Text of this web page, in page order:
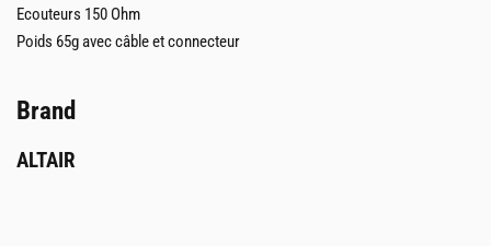
Ecouteurs 150 Ohm
Poids 65g avec câble et connecteur
Brand
ALTAIR